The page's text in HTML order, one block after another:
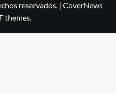
reservados. | CoverNews
themes.